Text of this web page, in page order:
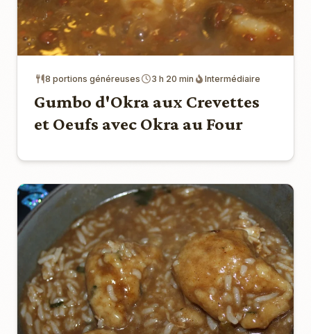
8 portions généreuses 3 h 20 min Intermédiaire
Gumbo d'Okra aux Crevettes
et Oeufs avec Okra au Four